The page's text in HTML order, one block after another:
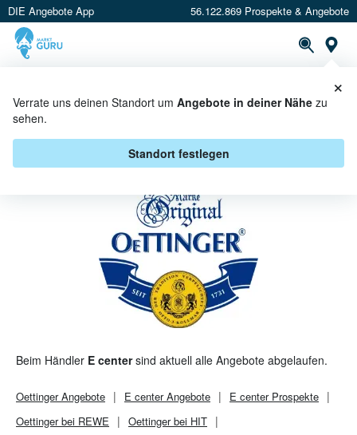
DIE Angebote App 56.122.869 Prospekte & Angebote
Verrate uns deinen Standort um Angebote in deiner Nähe zu
sehen.
Standort festlegen
×
OETTINGER BEI E CENTER -
ANGEBOTE & AKTIONEN
Beim Händler E centersind aktuell alle Angebote abgelaufen.
OettingerAngebote E centerAngebote E centerProspekte
Oettinger bei REWE
Oettinger bei HIT